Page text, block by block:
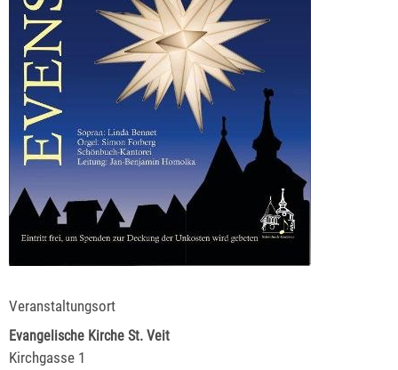
Veranstaltungsort
Evangelische Kirche St. Veit
Kirchgasse 1